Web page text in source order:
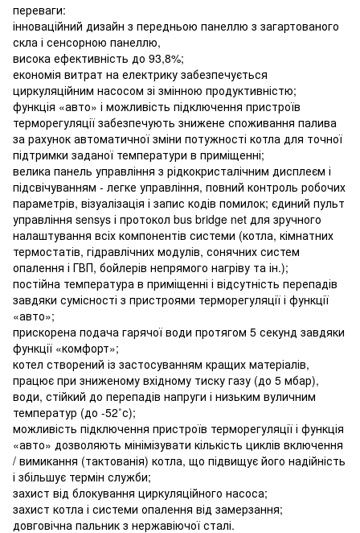
переваги:
інноваційний дизайн з передньою панеллю з загартованого
скла і сенсорною панеллю,
висока ефективність до 93,8%;
економія витрат на електрику забезпечується
циркуляційним насосом зі змінною продуктивністю;
функція «авто» і можливість підключення пристроїв
терморегуляції забезпечують знижене споживання палива
за рахунок автоматичної зміни потужності котла для точної
підтримки заданої температури в приміщенні;
велика панель управління з рідкокристалічним дисплеєм і
підсвічуванням - легке управління, повний контроль робочих
параметрів, візуалізація і запис кодів помилок; єдиний пульт
управління sensys і протокол bus bridge net для зручного
налаштування всіх компонентів системи (котла, кімнатних
термостатів, гідравлічних модулів, сонячних систем
опалення і ГВП, бойлерів непрямого нагріву та ін.);
постійна температура в приміщенні і відсутність перепадів
завдяки сумісності з пристроями терморегуляції і функції
«авто»;
прискорена подача гарячої води протягом 5 секунд завдяки
функції «комфорт»;
котел створений із застосуванням кращих матеріалів,
працює при зниженому вхідному тиску газу (до 5 мбар),
води, стійкий до перепадів напруги і низьким вуличним
температур (до -52˚с);
можливість підключення пристроїв терморегуляції і функція
«авто» дозволяють мінімізувати кількість циклів включення
/ вимикання (тактованія) котла, що підвищує його надійність
і збільшує термін служби;
захист від блокування циркуляційного насоса;
захист котла і системи опалення від замерзання;
довговічна пальник з нержавіючої сталі.